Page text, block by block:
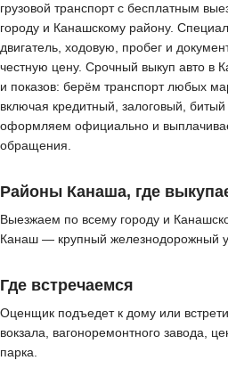
грузовой транспорт с бесплатным
городу и Канашскому району.
двигатель, ходовую, пробег и
честную цену. Срочный выкуп авто в
и показов: берём транспорт любых
включая кредитный, залоговый,
оформляем официально и
обращения.
Районы Канаша, где
Выезжаем по всему городу и
Канаш — крупный железнодорожный
Где встречаемся
Оценщик подъедет к дому или
вокзала, вагоноремонтного завода,
парка.